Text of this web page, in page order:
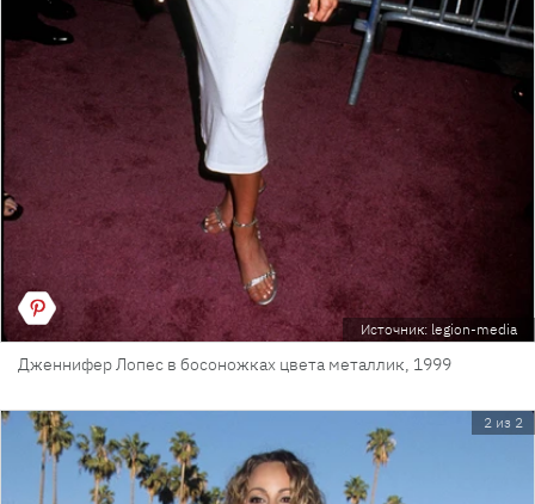
Источник: legion-media
Дженнифер Лопес в босоножках цвета металлик, 1999
2 из 2